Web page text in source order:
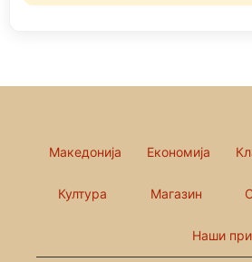
Македонија Економија
Култура Магазин
Наши